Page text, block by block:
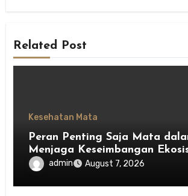
Related Post
Kesehatan Mata
Peran Penting Saja Mata
Menjaga Keseimbangan
Indonesia
admin August 7, 2026